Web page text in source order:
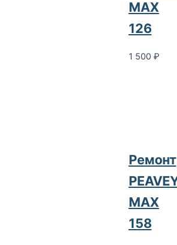
MAX
126
1 500 ₽
Ремонт
MAX
158